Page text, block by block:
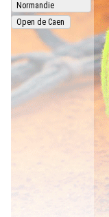
Normandie
Open de Caen